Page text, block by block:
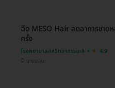
ฉีด MESO Hair ลดอาการขาด
ครั้ง
โรงพยาบาลสหวิทยาการมะลิ
4.9
บางบอน